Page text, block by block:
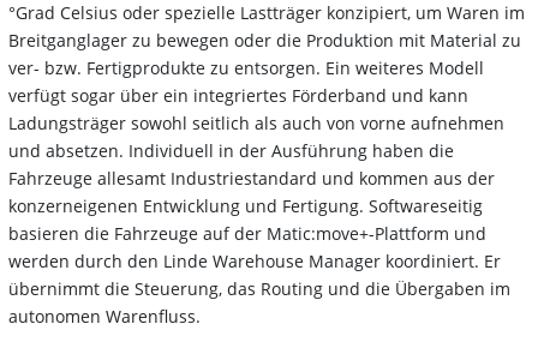
°Grad Celsius oder spezielle Lastträger konzipiert, um Waren im
Breitganglager zu bewegen oder die Produktion mit Material zu
ver- bzw. Fertigprodukte zu entsorgen. Ein weiteres Modell
verfügt sogar über ein integriertes Förderband und kann
Ladungsträger sowohl seitlich als auch von vorne aufnehmen
und absetzen. Individuell in der Ausführung haben die
Fahrzeuge allesamt Industriestandard und kommen aus der
konzerneigenen Entwicklung und Fertigung. Softwareseitig
basieren die Fahrzeuge auf der Matic:move+-Plattform und
werden durch den Linde Warehouse Manager koordiniert. Er
übernimmt die Steuerung, das Routing und die Übergaben im
autonomen Warenfluss.